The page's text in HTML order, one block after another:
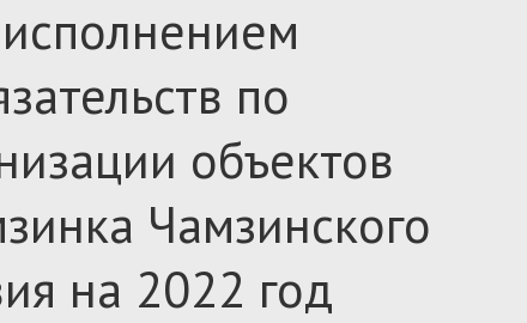
по
объектов
Чамзинского
на 2022 год